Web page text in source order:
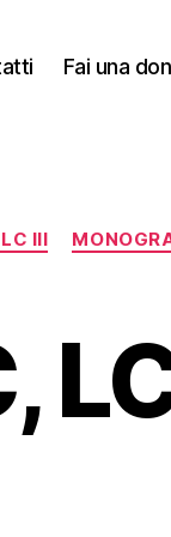
Fai una
III